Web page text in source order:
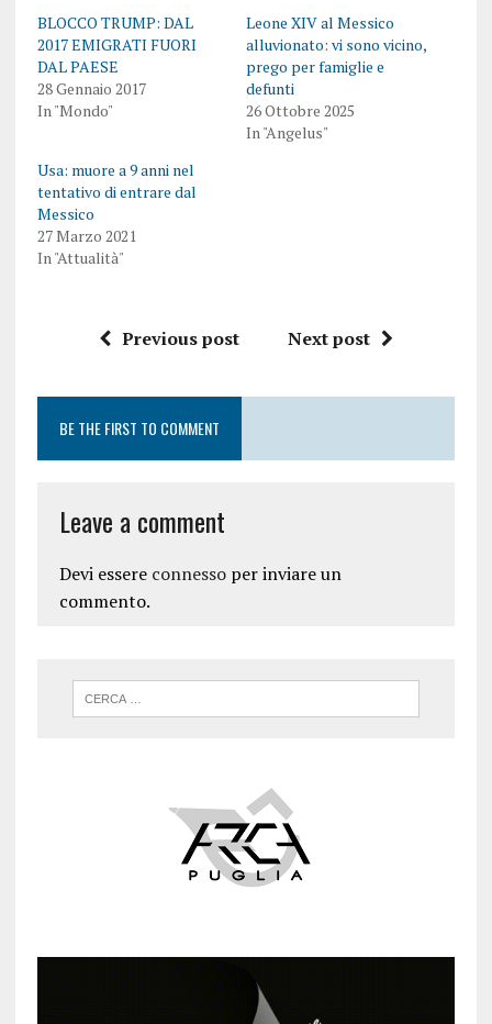
BLOCCO TRUMP: DAL
2017 EMIGRATI FUORI
DAL PAESE
28 Gennaio 2017
In "Mondo"
Leone XIV al Messico
alluvionato: vi sono vicino,
prego per famiglie e
defunti
26 Ottobre 2025
In "Angelus"
Usa: muore a 9 anni nel
tentativo di entrare dal
Messico
27 Marzo 2021
In "Attualità"
Previous post Next post
BE THE FIRST TO COMMENT
Leave a comment
Devi essere connessoper inviare un
commento.